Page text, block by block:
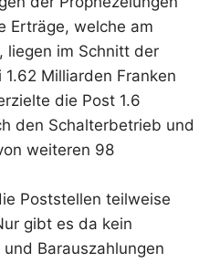
Erträge, welche am
liegen im Schnitt der
Milliarden Franken
die Post 1.6
den Schalterbetrieb und
weiteren 98
Poststellen teilweise
gibt es da kein
Barauszahlungen